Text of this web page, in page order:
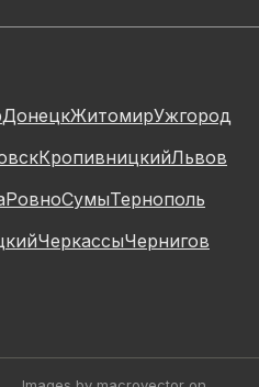
ДонецкЖитомирУжгород
КропивницкийЛьвов
РовноСумыТернополь
ЧеркассыЧернигов